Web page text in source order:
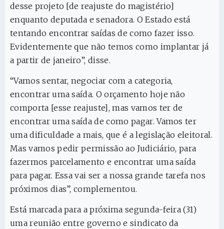
desse projeto [de reajuste do magistério]
enquanto deputada e senadora. O Estado está
tentando encontrar saídas de como fazer isso.
Evidentemente que não temos como implantar já
a partir de janeiro”, disse.
“Vamos sentar, negociar com a categoria,
encontrar uma saída. O orçamento hoje não
comporta [esse reajuste], mas vamos ter de
encontrar uma saída de como pagar. Vamos ter
uma dificuldade a mais, que é a legislação eleitoral.
Mas vamos pedir permissão ao Judiciário, para
fazermos parcelamento e encontrar uma saída
para pagar. Essa vai ser a nossa grande tarefa nos
próximos dias”, complementou.
Está marcada para a próxima segunda-feira (31)
uma reunião entre governo e sindicato da